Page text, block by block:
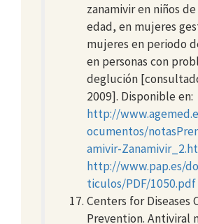
zanamivir en niños
edad, en mujeres
mujeres en periodo
en personas con
deglución
2009]. Disponible en:
http://
ocumentos/
amivir-
http://www.pap.es/
ticulos/PDF/1050.pdf
Centers for Diseases
Prevention. Antiviral